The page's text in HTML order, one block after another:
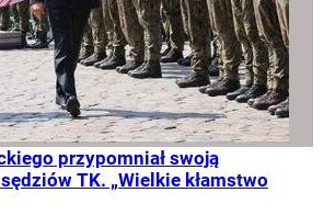
przypomniał swoją
TK. „Wielkie kłamstwo